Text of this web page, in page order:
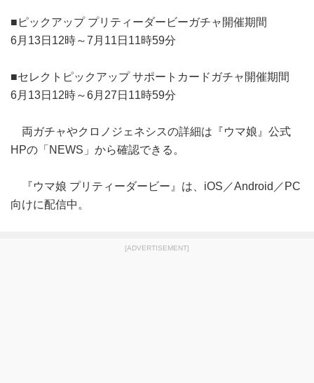
■ピックアップ プリティーダービーガチャ開催期間
6月13日12時～7月11日11時59分
■セレクトピックアップ サポートカードガチャ開催期間
6月13日12時～6月27日11時59分
両ガチャやクロノジェネシスの詳細は『ウマ娘』公式
HPの「NEWS」から確認できる。
『ウマ娘 プリティーダービー』は、iOS／Android／PC
向けに配信中。
[ADVERTISEMENT]